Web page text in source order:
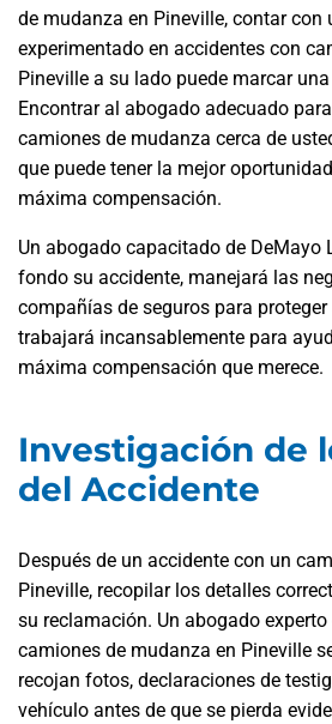
de mudanza en Pineville, contar con
experimentado en accidentes con
Pineville a su lado puede marcar
Encontrar al abogado adecuado
camiones de mudanza cerca de
que puede tener la mejor
máxima compensación.
Un abogado capacitado de DeMayo
fondo su accidente, manejará las
compañías de seguros para
trabajará incansablemente para
máxima compensación que merece.
Investigación de
del Accidente
Después de un accidente con un
Pineville, recopilar los detalles
su reclamación. Un abogado
camiones de mudanza en Pineville
recojan fotos, declaraciones de
vehículo antes de que se pierda